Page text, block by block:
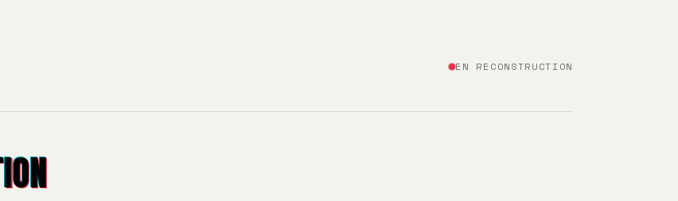
EN RECONSTRUCTION